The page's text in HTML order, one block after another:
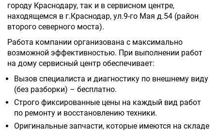
городу Краснодару, так и в сервисном центре,
находящемся в г.Краснодар, ул.9-го Мая д.54 (район
второго северного моста).
Работа компании организована с максимально
возможной эффективностью. При выполнении работ
на дому сервисный центр обеспечивает:
Вызов специалиста и диагностику по внешнему виду
(без разборки) – бесплатно.
Строго фиксированные цены на каждый вид работ
по ремонту и восстановлению техники.
Оригинальные запчасти, которые имеются на складе